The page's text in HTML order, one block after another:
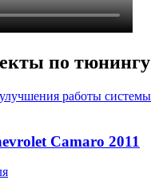
по тюнингу
Camaro 2011